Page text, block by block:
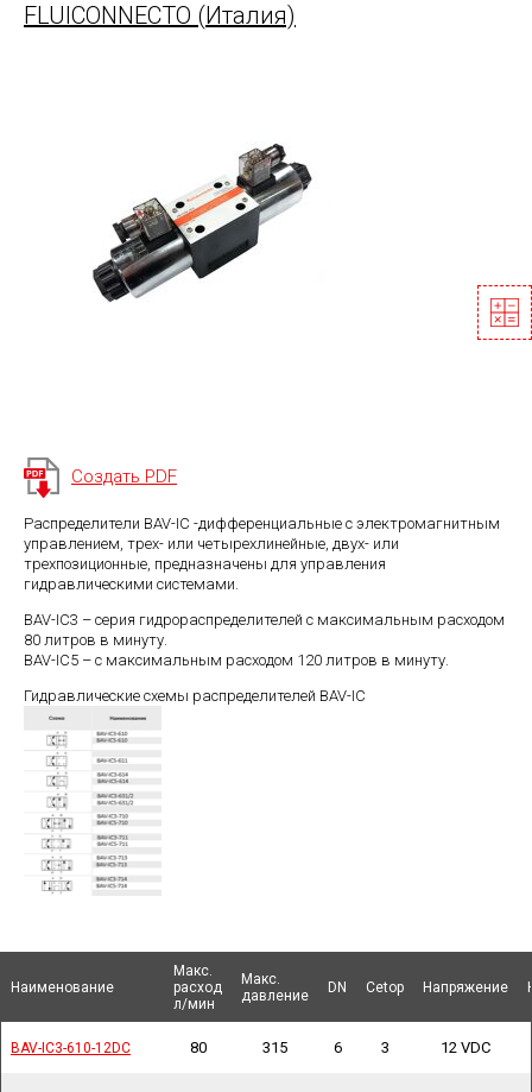
FLUICONNECTO (Италия)
Создать PDF
Распределители BAV-IC -дифференциальные с электромагнитным
управлением, трех- или четырехлинейные, двух- или
трехпозиционные, предназначены для управления
гидравлическими системами.
BAV-IC3 – серия гидрораспределителей с максимальным расходом
80 литров в минуту.
BAV-IC5 – с максимальным расходом 120 литров в минуту.
Гидравлические схемы распределителей BAV-IC
Наименование
Макс.
расход
л/мин
Макс.
давление
DN Cetop Напряжение
BAV-IC3-610-12DC 80 315 6 3 12 VDC
Наименование
BAV-IC3-610-12DC
Наименование
Наименование
Макс.
расход
л/мин
Макс.
давление
DN Cetop Напряжение